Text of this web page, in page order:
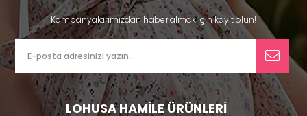
Kampanyalarımızdan haber almak için kayıt olun!
LOHUSA HAMİLE ÜRÜNLERİ